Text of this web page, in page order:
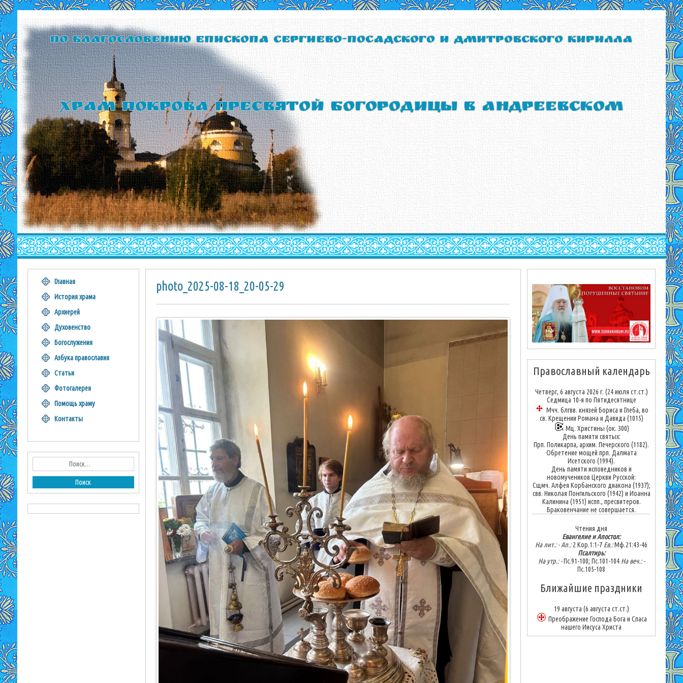
По благословению Епископа Сергиево-Посадского и Дмитровского Кирилла
Храм Покрова Пресвятой Богородицы в Андреевском
photo_2025-08-18_20-05-29
Православный календарь
Четверг, 6 августа 2026 г. (24 июля ст.ст.)
Седмица 10-я по Пятидесятнице
Мчч. блгвв. князей Бориса и Глеба, во
св. Крещении Романа и Давида (1015)
Мц. Христины (ок. 300)
День памяти святых:
Прп. Поликарпа, архим. Печерского (1182).
Обретение мощей прп. Далмата
Исетского (1994).
День памяти исповедников и
новомучеников Церкви Русской:
Сщмч. Алфея Корбанского диакона (1937);
свв. Николая Понгильского (1942) и Иоанна
Калинина (1951) испп., пресвитеров.
Браковенчание не совершается.
Чтения дня
Евангелие и Апостол:
На лит.: -Ап.:2 Кор.1:1-7 Ев.:Мф.21:43-46
Псалтирь:
На утр.: -Пс.91-100; Пс.101-104На веч.: -
Пс.105-108
Ближайшие праздники
19 августа (6 августа ст.ст.)
Преображение Господа Бога и Спаса
нашего Иисуса Христа
Главная
История храма
Архиерей
Духовенство
Богослужения
Азбука православия
Статьи
Фотогалерея
Помощь храму
Контакты